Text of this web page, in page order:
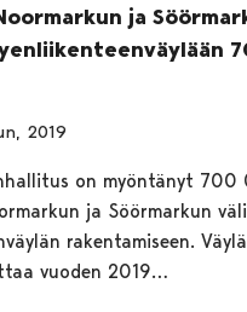
ja
2019
on myöntänyt 700
ja Söörmarkun
rakentamiseen.
vuoden 2019…